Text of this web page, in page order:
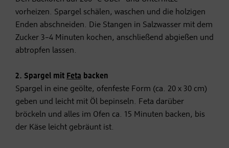
vorheizen. Spargel schälen, waschen und die holzigen
Enden abschneiden. Die Stangen in Salzwasser mit dem
Zucker 3–4 Minuten kochen, anschließend abgießen und
abtropfen lassen.
2. Spargel mit Feta backen
Spargel in eine geölte, ofenfeste Form (ca. 20 x 30 cm)
geben und leicht mit Öl bepinseln. Feta darüber
bröckeln und alles im Ofen ca. 15 Minuten backen, bis
der Käse leicht gebräunt ist.